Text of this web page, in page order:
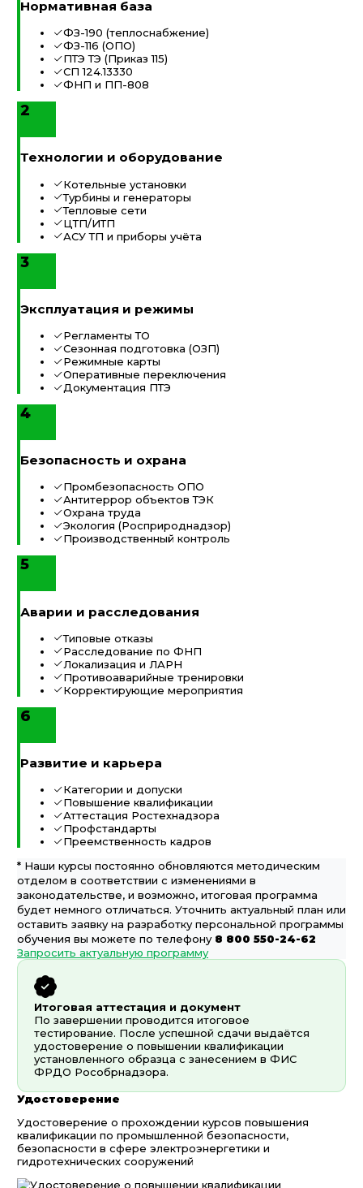
Нормативная база
ФЗ-190 (теплоснабжение)
ФЗ-116 (ОПО)
ПТЭ ТЭ (Приказ 115)
СП 124.13330
ФНП и ПП-808
2
Технологии и оборудование
Котельные установки
Турбины и генераторы
Тепловые сети
ЦТП/ИТП
АСУ ТП и приборы учёта
3
Эксплуатация и режимы
Регламенты ТО
Сезонная подготовка (ОЗП)
Режимные карты
Оперативные переключения
Документация ПТЭ
4
Безопасность и охрана
Промбезопасность ОПО
Антитеррор объектов ТЭК
Охрана труда
Экология (Росприроднадзор)
Производственный контроль
5
Аварии и расследования
Типовые отказы
Расследование по ФНП
Локализация и ЛАРН
Противоаварийные тренировки
Корректирующие мероприятия
6
Развитие и карьера
Категории и допуски
Повышение квалификации
Аттестация Ростехнадзора
Профстандарты
Преемственность кадров
* Наши курсы постоянно обновляются методическим
отделом в соответствии с изменениями в
законодательстве, и возможно, итоговая программа
будет немного отличаться. Уточнить актуальный план или
оставить заявку на разработку персональной программы
обучения вы можете по телефону 8 800 550-24-62
Запросить актуальную программу
Итоговая аттестация и документ
По завершении проводится итоговое
тестирование. После успешной сдачи выдаётся
удостоверение о повышении квалификации
установленного образца с занесением в ФИС
ФРДО Рособрнадзора.
Удостоверение
Удостоверение о прохождении курсов повышения
квалификации по промышленной безопасности,
безопасности в сфере электроэнергетики и
гидротехнических сооружений